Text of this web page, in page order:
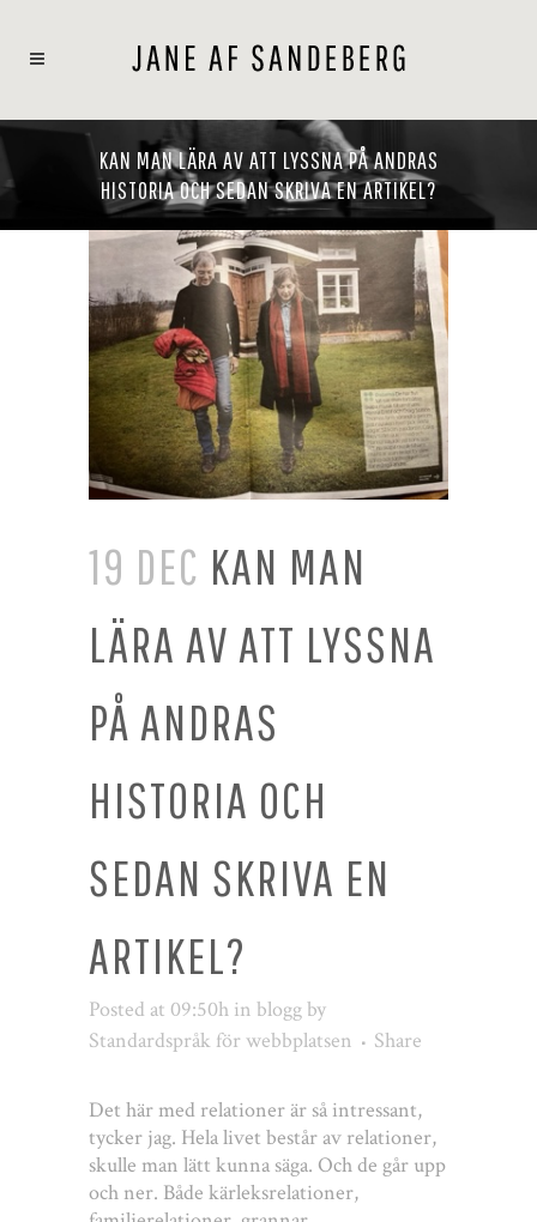
KAN MAN LÄRA AV ATT LYSSNA PÅ ANDRAS
HISTORIA OCH SEDAN SKRIVA EN ARTIKEL?
19 DEC KAN MAN
LÄRA AV ATT LYSSNA
PÅ ANDRAS
HISTORIA OCH
SEDAN SKRIVA EN
ARTIKEL?
Posted at 09:50h in bloggby
Standardspråk för webbplatsen
Share
Det här med relationer är så intressant,
tycker jag. Hela livet består av relationer,
skulle man lätt kunna säga. Och de går upp
och ner. Både kärleksrelationer,